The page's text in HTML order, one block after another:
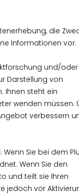
die
Informationen vor.
und/oder
Darstellung von
Ihnen steht ein
wenden müssen.
verbessern
Sie bei dem
Wenn Sie den
und teilt sie Ihren
jedoch vor